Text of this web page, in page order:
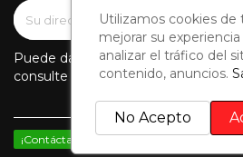
Puede darse de baja en cualquier
consulte nuestra información de
¡Contáctanos por WhatsApp!
Utilizamos cookies de
mejorar su
analizar el tráfico del
contenido, anuncios.
No Acepto